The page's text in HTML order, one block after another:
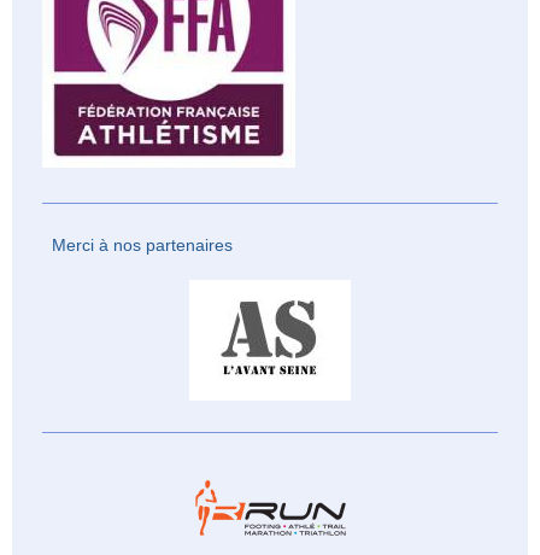
Merci à nos partenaires